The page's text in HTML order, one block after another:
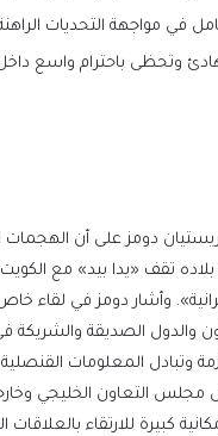
في مواجهة التحديات
وتحظى باحترام واسع
دومز على أن الهجمات
بلاده تقف «يدا بيد» مع
وأشار دومز في
الصديقة والشريكة في
وتبادل المعلومات
التعاون الخليجي
كبيرة للارتقاء بالعلاقات